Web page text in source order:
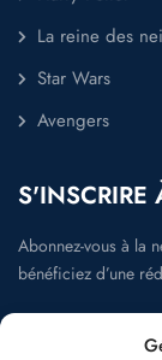
La reine des
Star Wars
Avengers
S'INSCRIRE
Abonnez-vous à la
bénéficiez d’une